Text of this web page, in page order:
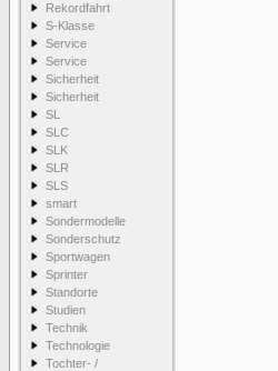
Rekordfahrt
S-Klasse
Service
Service
Sicherheit
Sicherheit
SL
SLC
SLK
SLR
SLS
smart
Sondermodelle
Sonderschutz
Sportwagen
Sprinter
Standorte
Studien
Technik
Technologie
Tochter- /